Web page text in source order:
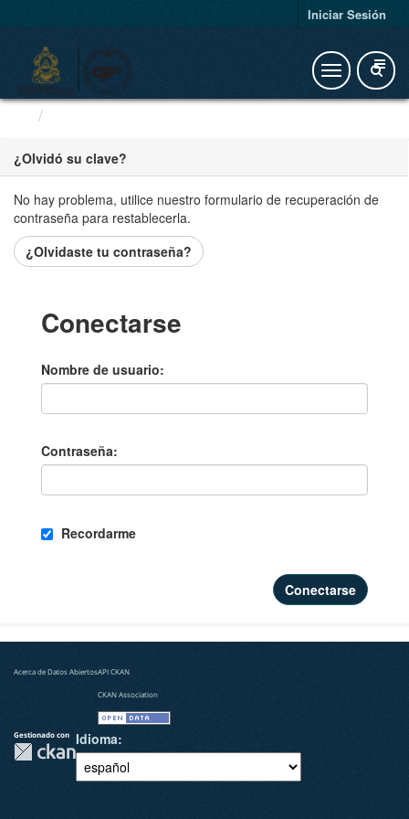
Iniciar Sesión
¿Olvidó su clave?
No hay problema, utilice nuestro formulario de recuperación de
contraseña para restablecerla.
¿Olvidaste tu contraseña?
Conectarse
Nombre de usuario
Contraseña
Recordarme
Conectarse
Acerca de Datos AbiertosAPI CKAN
CKAN Association
Gestionado con Idioma